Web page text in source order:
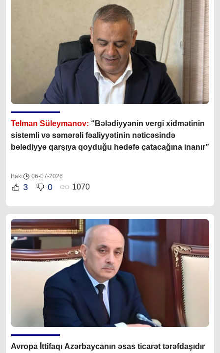
Telman Süleymanov: “Bələdiyyənin vergi xidmətinin
sistemli və səmərəli fəaliyyətinin nəticəsində
bələdiyyə qarşıya qoyduğu hədəfə çatacağına inanır”
Bakı 06-07-2026
3 0 1070
Avropa İttifaqı Azərbaycanın əsas ticarət tərəfdaşıdır